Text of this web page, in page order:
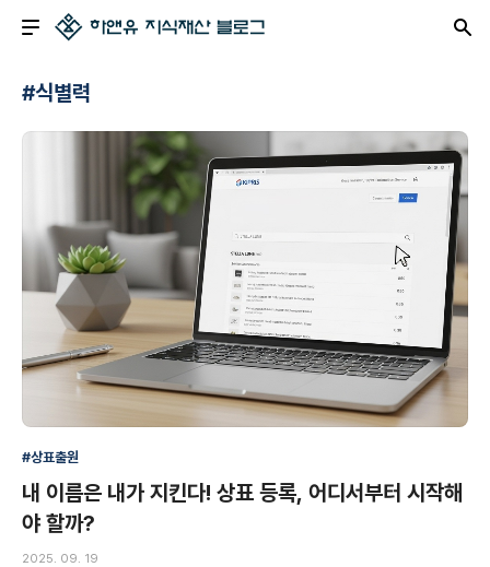
#식별력
#상표출원
내 이름은 내가 지킨다! 상표 등록, 어디서부터 시작해
야 할까?
2025. 09. 19